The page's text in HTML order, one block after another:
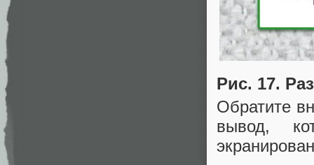
Рис. 17.
Обратите
вывод,